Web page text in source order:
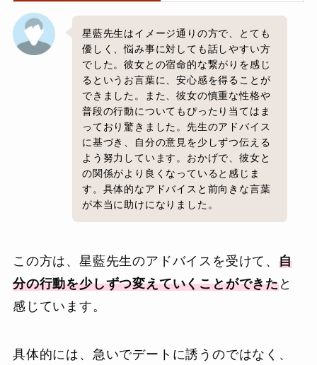
星藍先生はイメージ通りの方で、とても
優しく、悩み事に対しても話しやすい方
でした。彼女との宿命的な繋がりを感じ
るというお言葉に、安心感を得ることが
できました。また、彼女の慎重な性格や
普段の行動についてもぴったり当てはま
っており驚きました。先生のアドバイス
に基づき、自分の意見を少しずつ伝える
よう努力しています。おかげで、彼女と
の関係がより良くなっていると感じま
す。具体的なアドバイスと前向きな言葉
が本当に助けになりました。
この方は、星藍先生のアドバイスを受けて、自
分の行動を少しずつ変えていくことができたと
感じています。
具体的には、急いでデートに誘うのではなく、